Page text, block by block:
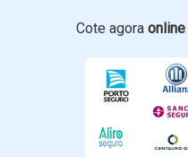
Cote agora online